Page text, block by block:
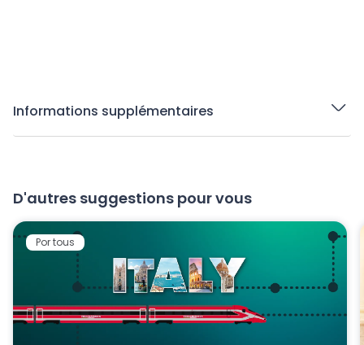
Informations supplémentaires
D'autres suggestions pour vous
Por tous